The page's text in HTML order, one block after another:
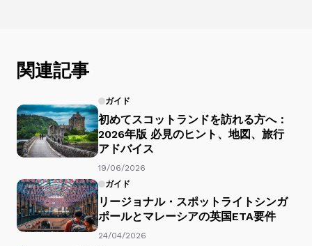
関連記事
ガイド
初めてスコットランドを訪れる方へ：
2026年版 必見のヒント、地図、旅行
アドバイス
19/06/2026
ガイド
リージョナル・スポットライトシンガ
ポールとマレーシアの英国ETA要件
24/04/2026